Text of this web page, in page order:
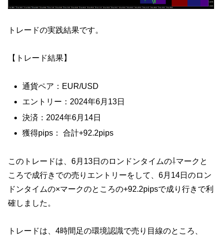
トレードの実践結果です。
【トレード結果】
通貨ペア：EUR/USD
エントリー：2024年6月13日
決済：2024年6月14日
獲得pips： 合計+92.2pips
このトレードは、6月13日のロンドンタイムの⇩マークと
ころで成行きでの売りエントリーをして、6月14日のロン
ドンタイムの×マークのところの+92.2pipsで成り行きで利
確しました。
トレードは、4時間足の環境認識で売り目線のところ、